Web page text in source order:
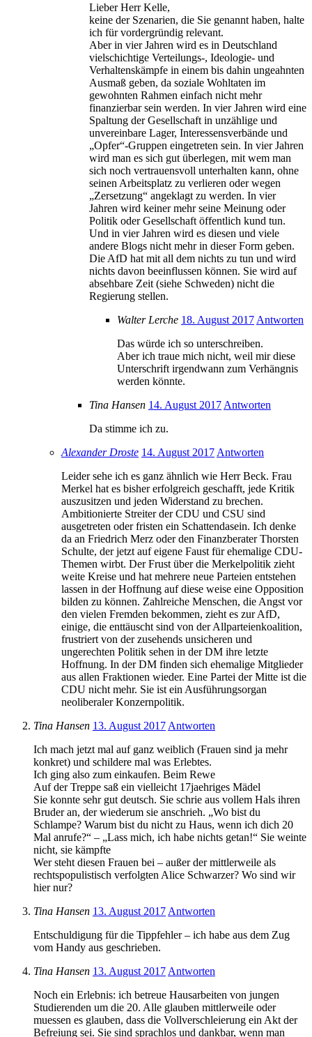
Lieber Herr Kelle,
keine der Szenarien, die Sie genannt haben, halte
ich für vordergründig relevant.
Aber in vier Jahren wird es in Deutschland
vielschichtige Verteilungs-, Ideologie- und
Verhaltenskämpfe in einem bis dahin ungeahnten
Ausmaß geben, da soziale Wohltaten im
gewohnten Rahmen einfach nicht mehr
finanzierbar sein werden. In vier Jahren wird eine
Spaltung der Gesellschaft in unzählige und
unvereinbare Lager, Interessensverbände und
„Opfer“-Gruppen eingetreten sein. In vier Jahren
wird man es sich gut überlegen, mit wem man
sich noch vertrauensvoll unterhalten kann, ohne
seinen Arbeitsplatz zu verlieren oder wegen
„Zersetzung“ angeklagt zu werden. In vier
Jahren wird keiner mehr seine Meinung oder
Politik oder Gesellschaft öffentlich kund tun.
Und in vier Jahren wird es diesen und viele
andere Blogs nicht mehr in dieser Form geben.
Die AfD hat mit all dem nichts zu tun und wird
nichts davon beeinflussen können. Sie wird auf
absehbare Zeit (siehe Schweden) nicht die
Regierung stellen.
Walter Lerche 18. August 2017 Antworten
Das würde ich so unterschreiben.
Aber ich traue mich nicht, weil mir diese
Unterschrift irgendwann zum Verhängnis
werden könnte.
Tina Hansen 14. August 2017 Antworten
Da stimme ich zu.
Alexander Droste 14. August 2017 Antworten
Leider sehe ich es ganz ähnlich wie Herr Beck. Frau
Merkel hat es bisher erfolgreich geschafft, jede Kritik
auszusitzen und jeden Widerstand zu brechen.
Ambitionierte Streiter der CDU und CSU sind
ausgetreten oder fristen ein Schattendasein. Ich denke
da an Friedrich Merz oder den Finanzberater Thorsten
Schulte, der jetzt auf eigene Faust für ehemalige CDU-
Themen wirbt. Der Frust über die Merkelpolitik zieht
weite Kreise und hat mehrere neue Parteien entstehen
lassen in der Hoffnung auf diese weise eine Opposition
bilden zu können. Zahlreiche Menschen, die Angst vor
den vielen Fremden bekommen, zieht es zur AfD,
einige, die enttäuscht sind von der Allparteienkoalition,
frustriert von der zusehends unsicheren und
ungerechten Politik sehen in der DM ihre letzte
Hoffnung. In der DM finden sich ehemalige Mitglieder
aus allen Fraktionen wieder. Eine Partei der Mitte ist die
CDU nicht mehr. Sie ist ein Ausführungsorgan
neoliberaler Konzernpolitik.
Tina Hansen 13. August 2017 Antworten
Ich mach jetzt mal auf ganz weiblich (Frauen sind ja mehr
konkret) und schildere mal was Erlebtes.
Ich ging also zum einkaufen. Beim Rewe
Auf der Treppe saß ein vielleicht 17jaehriges Mädel
Sie konnte sehr gut deutsch. Sie schrie aus vollem Hals ihren
Bruder an, der wiederum sie anschrieh. „Wo bist du
Schlampe? Warum bist du nicht zu Haus, wenn ich dich 20
Mal anrufe?“ – „Lass mich, ich habe nichts getan!“ Sie weinte
nicht, sie kämpfte
Wer steht diesen Frauen bei – außer der mittlerweile als
rechtspopulistisch verfolgten Alice Schwarzer? Wo sind wir
hier nur?
Tina Hansen 13. August 2017 Antworten
Entschuldigung für die Tippfehler – ich habe aus dem Zug
vom Handy aus geschrieben.
Tina Hansen 13. August 2017 Antworten
Noch ein Erlebnis: ich betreue Hausarbeiten von jungen
Studierenden um die 20. Alle glauben mittlerweile oder
muessen es glauben, dass die Vollverschleierung ein Akt der
Befreiung sei. Sie sind sprachlos und dankbar, wenn man